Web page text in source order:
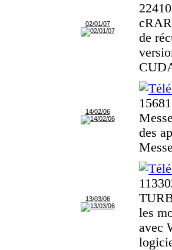
02/01/07
de
14/02/06
des
13/03/06
les
avec